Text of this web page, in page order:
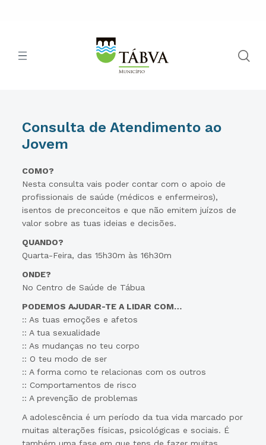
Consulta de Atendimento ao
Jovem
COMO?
Nesta consulta vais poder contar com o apoio de
profissionais de saúde (médicos e enfermeiros),
isentos de preconceitos e que não emitem juízos de
valor sobre as tuas ideias e decisões.
QUANDO?
Quarta-Feira, das 15h30m às 16h30m
ONDE?
No Centro de Saúde de Tábua
PODEMOS AJUDAR-TE A LIDAR COM…
:: As tuas emoções e afetos
:: A tua sexualidade
:: As mudanças no teu corpo
:: O teu modo de ser
:: A forma como te relacionas com os outros
:: Comportamentos de risco
:: A prevenção de problemas
A adolescência é um período da tua vida marcado por
muitas alterações físicas, psicológicas e sociais. É